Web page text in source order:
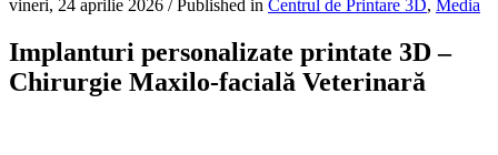
vineri, 24 aprilie 2026 /Published in Centrul de Printare 3D, Media
Implanturi personalizate printate 3D –
Chirurgie Maxilo-facială Veterinară